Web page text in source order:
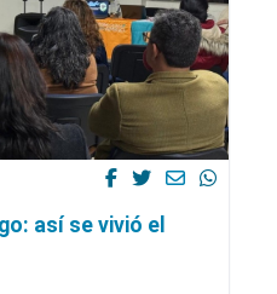
así se vivió el